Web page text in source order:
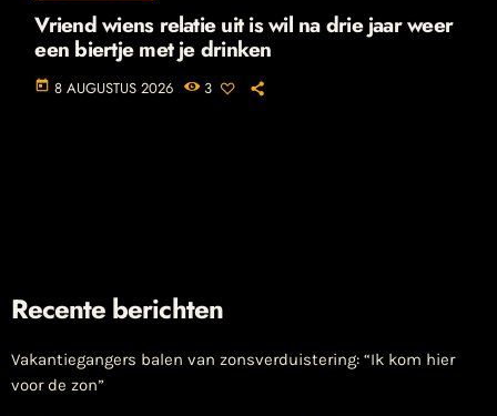
Vriend wiens relatie uit is wil na drie jaar weer
een biertje met je drinken
today 8 AUGUSTUS 2026 3
Recente berichten
Vakantiegangers balen van zonsverduistering: “Ik kom hier
voor de zon”